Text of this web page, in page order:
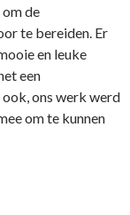
de
te bereiden. Er
en leuke
een
ons werk werd
om te kunnen